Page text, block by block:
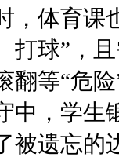
，体育课
打球”，
翻等“危
中，学生
被遗忘的